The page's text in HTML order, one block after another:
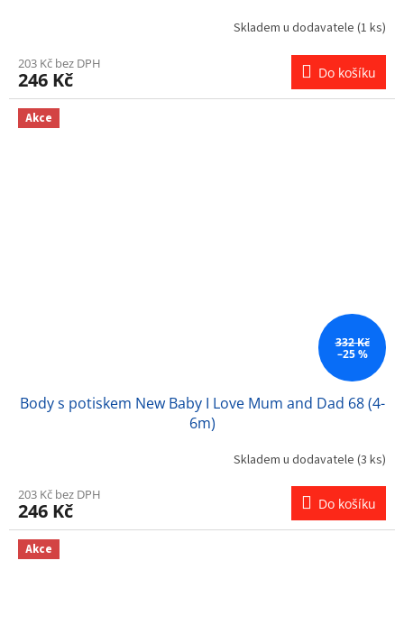
Skladem u dodavatele (1 ks)
203 Kč bez DPH
246 Kč Do košíku
Akce
332 Kč
–25 %
Body s potiskem New Baby I Love Mum and Dad 68 (4-
6m)
Skladem u dodavatele (3 ks)
203 Kč bez DPH
246 Kč Do košíku
Akce